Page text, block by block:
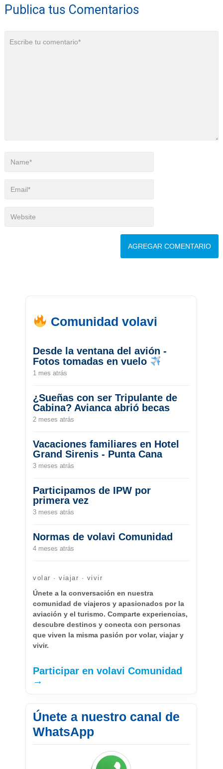
Publica tus Comentarios
Comunidad volavi
Desde la ventana del avión -
Fotos tomadas en vuelo
1 mes atrás
¿Sueñas con ser Tripulante de
Cabina? Avianca abrió becas
2 meses atrás
Vacaciones familiares en Hotel
Grand Sirenis - Punta Cana
3 meses atrás
Participamos de IPW por
primera vez
3 meses atrás
Normas de volavi Comunidad
4 meses atrás
volar · viajar · vivir
Únete a la conversación en nuestra
comunidad de viajeros y apasionados por la
aviación y el turismo. Comparte experiencias,
descubre destinos y conecta con personas
que viven la misma pasión por volar, viajar y
vivir.
Participar en volavi Comunidad
→
Únete a nuestro canal de
WhatsApp